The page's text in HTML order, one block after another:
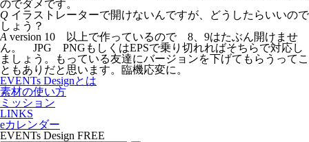
のでダメです。
Q イラストレーターで開けないんですが、どうしたらいいので
しょう？
A version 10 以上で作っているので 8、9はたぶん開けませ
ん。 JPG PNGもしくはEPSで乗り切れればそちらで対応し
ましょう。もっている友達にバージョンを下げてもらうってこ
ともありだと思います。臨機応変に。
EVENTs Designとは
素材の使い方
ミッション
LINKS
eカレンダー
EVENTs Design FREE